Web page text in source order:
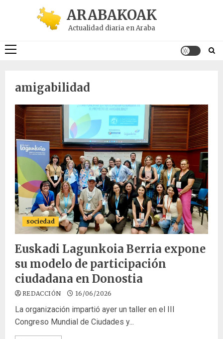
ARABAKOAK
Actualidad diaria en Araba
Menú
amigabilidad
sociedad
Euskadi Lagunkoia Berria expone
su modelo de participación
ciudadana en Donostia
REDACCIÓN 16/06/2026
La organización impartió ayer un taller en el III
Congreso Mundial de Ciudades y...